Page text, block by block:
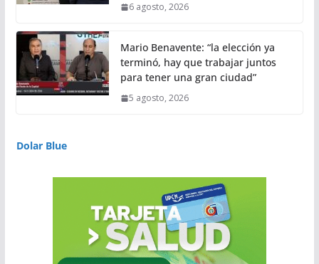
6 agosto, 2026
Mario Benavente: “la elección ya
terminó, hay que trabajar juntos
para tener una gran ciudad”
5 agosto, 2026
Dolar Blue